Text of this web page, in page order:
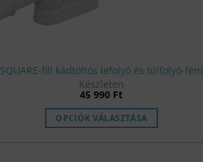
SQUARE-fill kádtöltős lefolyó és túlfolyó-fém
Készleten
45 990 Ft
OPCIÓK VÁLASZTÁSA